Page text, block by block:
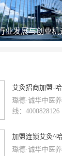
业发展与创业机
艾灸招商加盟-
璐德·诚华中医
线：4000828126
加盟连锁艾灸^
璐德·诚华中医